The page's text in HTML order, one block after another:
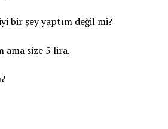
bir şey yaptım değil mi?
ama size 5 lira.